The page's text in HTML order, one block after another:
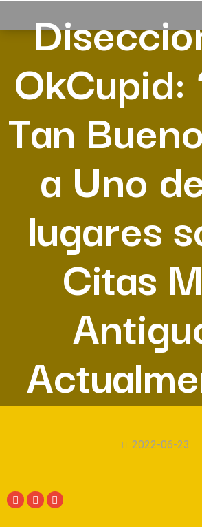
OkCupid:
Tan
a Uno
lugares
Citas
2022-06-23